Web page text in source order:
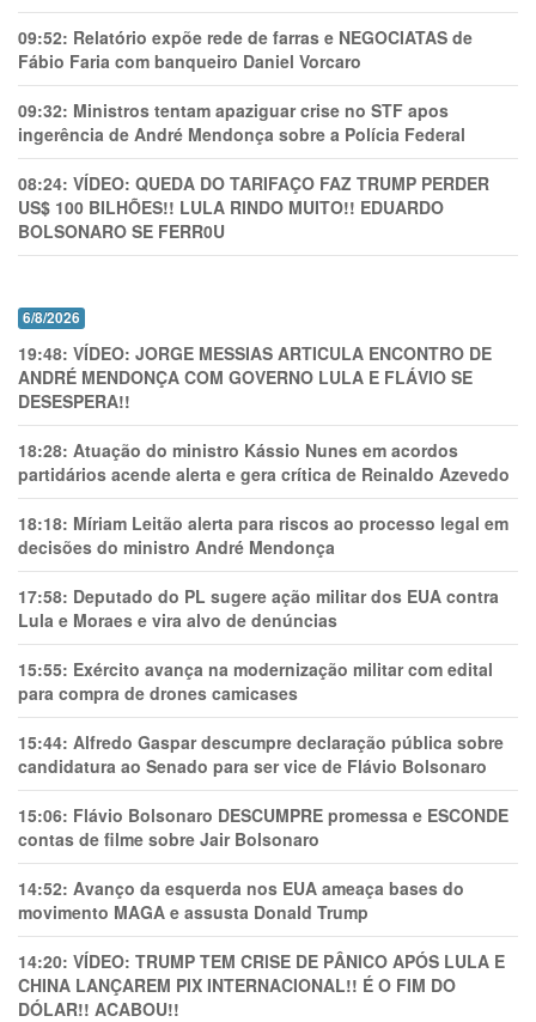
09:52: Relatório expõe rede de farras e NEGOCIATAS de
Fábio Faria com banqueiro Daniel Vorcaro
09:32: Ministros tentam apaziguar crise no STF apos
ingerência de André Mendonça sobre a Polícia Federal
08:24: VÍDEO: QUEDA DO TARIFAÇO FAZ TRUMP PERDER
US$ 100 BILHÕES!! LULA RINDO MUITO!! EDUARDO
BOLSONARO SE FERR0U
6/8/2026
19:48: VÍDEO: JORGE MESSIAS ARTICULA ENCONTRO DE
ANDRÉ MENDONÇA COM GOVERNO LULA E FLÁVIO SE
DESESPERA!!
18:28: Atuação do ministro Kássio Nunes em acordos
partidários acende alerta e gera crítica de Reinaldo Azevedo
18:18: Míriam Leitão alerta para riscos ao processo legal em
decisões do ministro André Mendonça
17:58: Deputado do PL sugere ação militar dos EUA contra
Lula e Moraes e vira alvo de denúncias
15:55: Exército avança na modernização militar com edital
para compra de drones camicases
15:44: Alfredo Gaspar descumpre declaração pública sobre
candidatura ao Senado para ser vice de Flávio Bolsonaro
15:06: Flávio Bolsonaro DESCUMPRE promessa e ESCONDE
contas de filme sobre Jair Bolsonaro
14:52: Avanço da esquerda nos EUA ameaça bases do
movimento MAGA e assusta Donald Trump
14:20: VÍDEO: TRUMP TEM CRlSE DE PÂNlCO APÓS LULA E
CHINA LANÇAREM PIX INTERNACIONAL!! É O FIM DO
DÓLAR!! ACABOU!!